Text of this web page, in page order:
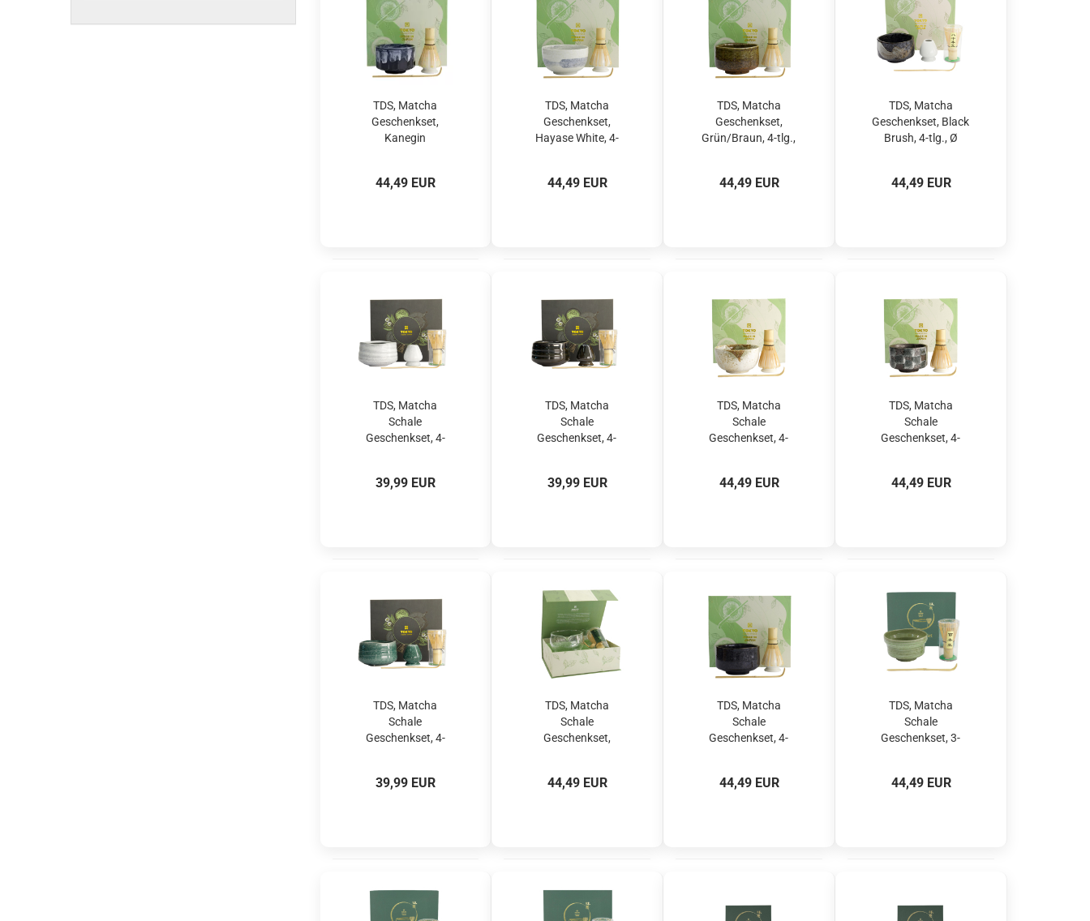
TDS, Matcha
Geschenkset,
Kanegin
33374
44,49 EUR
TDS, Matcha
Geschenkset,
Hayase White, 4-
44,49 EUR
TDS, Matcha
Geschenkset,
Grün/Braun, 4-tlg.,
44,49 EUR
TDS, Matcha
Geschenkset, Black
Brush, 4-tlg., Ø
44,49 EUR
TDS, Matcha
Schale
Geschenkset, 4-
22118
39,99 EUR
TDS, Matcha
Schale
Geschenkset, 4-
22119
39,99 EUR
TDS, Matcha
Schale
Geschenkset, 4-
33002
44,49 EUR
TDS, Matcha
Schale
Geschenkset, 4-
Nr. 33004
44,49 EUR
TDS, Matcha
Schale
Geschenkset, 4-
22117
39,99 EUR
TDS, Matcha
Schale
Geschenkset,
Art.-Nr. 37203
44,49 EUR
TDS, Matcha
Schale
Geschenkset, 4-
Nr. 33411
44,49 EUR
TDS, Matcha
Schale
Geschenkset, 3-
Nr. 34060
44,49 EUR